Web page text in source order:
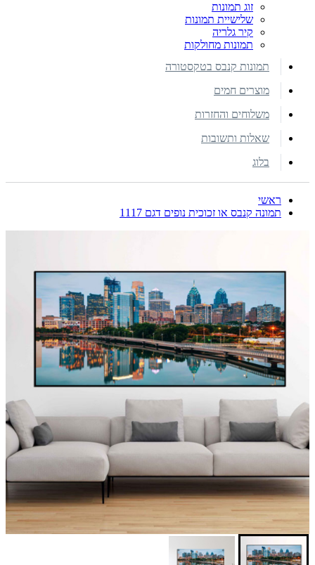
זוג תמונות
שלישיית תמונות
קיר גלריה
תמונות מחולקות
תמונות קנבס בטקסטורה
מוצרים חמים
משלוחים והחזרות
שאלות ותשובות
בלוג
ראשי
תמונה קנבס או זכוכית נופים דגם 1117